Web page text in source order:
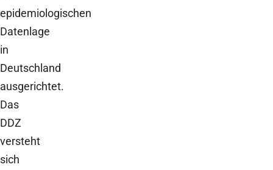
epidemiologischen
Datenlage
in
Deutschland
ausgerichtet.
Das
DDZ
versteht
sich